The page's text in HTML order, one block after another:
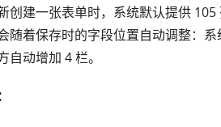
创建一张表单时，系统默认提供
随着保存时的字段位置自动调整：
自动增加 4 栏。